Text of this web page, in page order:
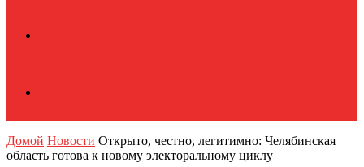
Домой Новости Открыто, честно, легитимно: Челябинская
область готова к новому электоральному циклу